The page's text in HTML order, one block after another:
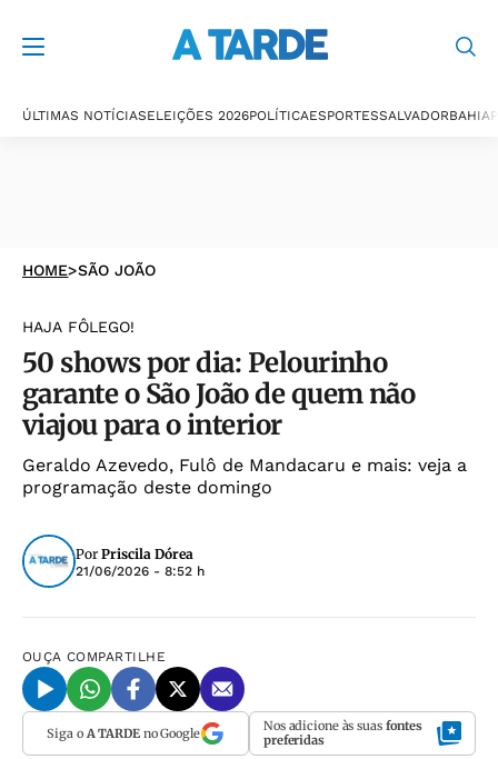
ÚLTIMAS NOTÍCIASELEIÇÕES 2026POLÍTICAESPORTESSALVADORBAHIA
HOME>SÃO JOÃO
HAJA FÔLEGO!
50 shows por dia: Pelourinho
garante o São João de quem não
viajou para o interior
Geraldo Azevedo, Fulô de Mandacaru e mais: veja a
programação deste domingo
Por Priscila Dórea
21/06/2026 - 8:52 h
OUÇA COMPARTILHE
Siga o A TARDEno Google Nos adicione às suas fontes
preferidas